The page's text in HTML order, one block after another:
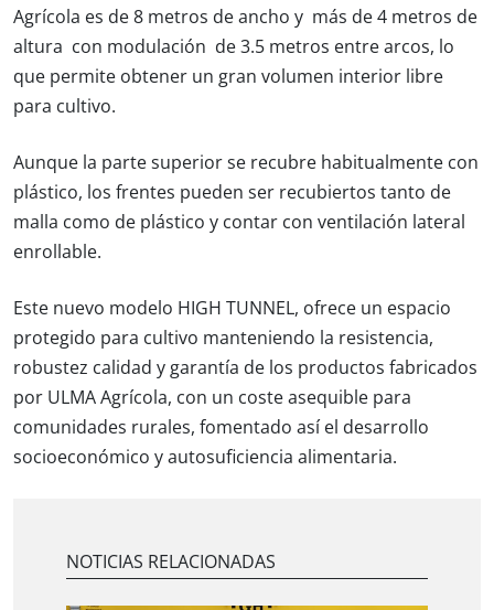
Agrícola es de 8 metros de ancho y más de 4 metros de
altura con modulación de 3.5 metros entre arcos, lo
que permite obtener un gran volumen interior libre
para cultivo.
Aunque la parte superior se recubre habitualmente con
plástico, los frentes pueden ser recubiertos tanto de
malla como de plástico y contar con ventilación lateral
enrollable.
Este nuevo modelo HIGH TUNNEL, ofrece un espacio
protegido para cultivo manteniendo la resistencia,
robustez calidad y garantía de los productos fabricados
por ULMA Agrícola, con un coste asequible para
comunidades rurales, fomentado así el desarrollo
socioeconómico y autosuficiencia alimentaria.
NOTICIAS RELACIONADAS